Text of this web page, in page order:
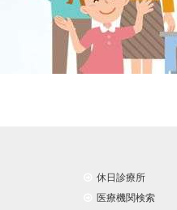
休日診療所
医療機関検索